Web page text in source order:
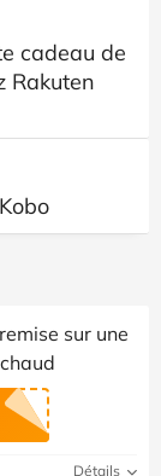
cadeau de
Rakuten
sur une
Détails